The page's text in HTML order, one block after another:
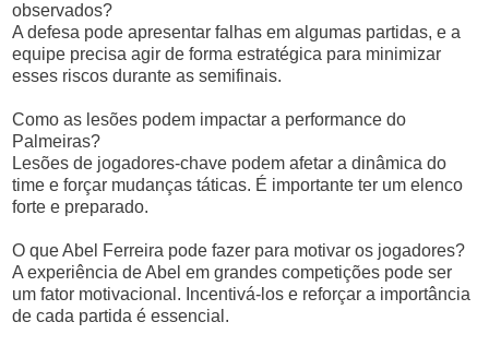
observados?
A defesa pode apresentar falhas em algumas partidas, e a
equipe precisa agir de forma estratégica para minimizar
esses riscos durante as semifinais.
Como as lesões podem impactar a performance do
Palmeiras?
Lesões de jogadores-chave podem afetar a dinâmica do
time e forçar mudanças táticas. É importante ter um elenco
forte e preparado.
O que Abel Ferreira pode fazer para motivar os jogadores?
A experiência de Abel em grandes competições pode ser
um fator motivacional. Incentivá-los e reforçar a importância
de cada partida é essencial.